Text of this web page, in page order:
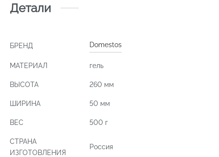
Детали
БРЕНД Domestos
МАТЕРИАЛ гель
ВЫСОТА 260 мм
ШИРИНА 50 мм
ВЕС 500 г
СТРАНА
ИЗГОТОВЛЕНИЯ
Россия